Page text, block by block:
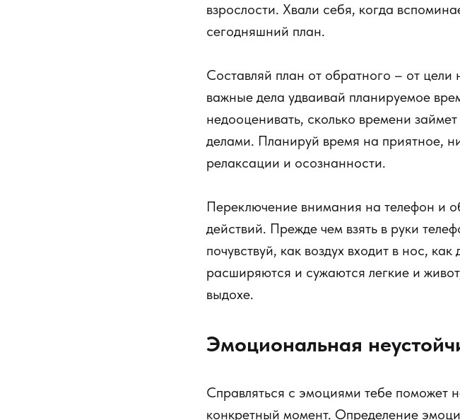
взрослости. Хвали себя, когда
сегодняшний план.
Составляй план от обратного – от цели
важные дела удваивай планируемое
недооценивать, сколько времени
делами. Планируй время на приятное,
релаксации и осознанности.
Переключение внимания на телефон и
действий. Прежде чем взять в руки
почувствуй, как воздух входит в нос,
расширяются и сужаются легкие и
выдохе.
Эмоциональная
Справляться с эмоциями тебе поможет
конкретный момент. Определение